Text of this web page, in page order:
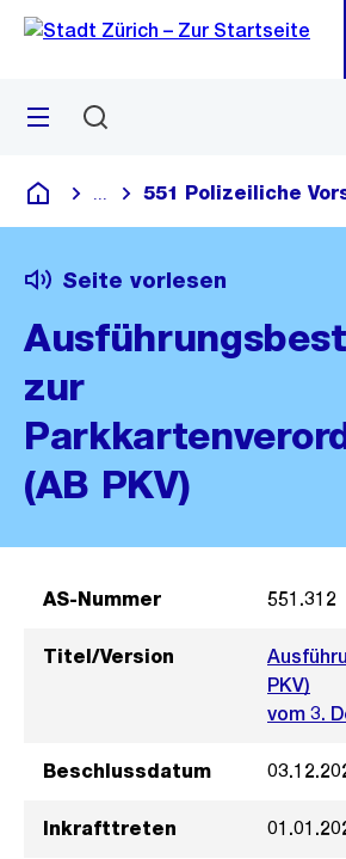
Navigation
Sprunglink
Menü
Deutsch
Blende alle Breadcrumbs ein
551 Polizeiliche
Seite vorlesen
zur
(AB PKV)
AS-Nummer 551.312
Titel/Version
PKV)
vom 3.
Beschlussdatum
Inkrafttreten